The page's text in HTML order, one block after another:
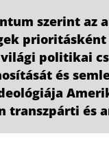
szerint az
prioritásként
világi politikai
és
transzpárti és